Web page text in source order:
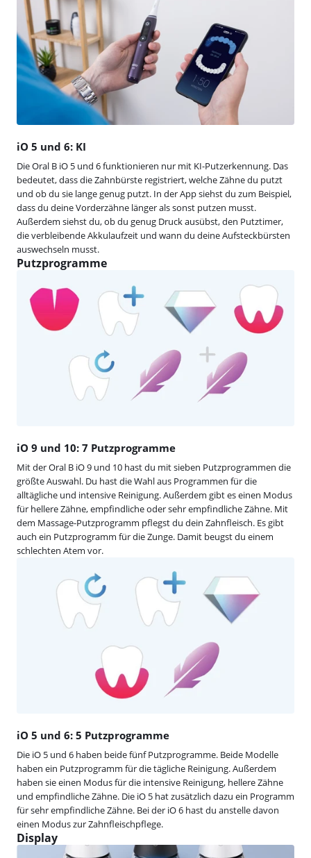
iO 5 und 6: KI
Die Oral B iO 5 und 6 funktionieren nur mit KI-Putzerkennung. Das
bedeutet, dass die Zahnbürste registriert, welche Zähne du putzt
und ob du sie lange genug putzt. In der App siehst du zum Beispiel,
dass du deine Vorderzähne länger als sonst putzen musst.
Außerdem siehst du, ob du genug Druck ausübst, den Putztimer,
die verbleibende Akkulaufzeit und wann du deine Aufsteckbürsten
auswechseln musst.
Putzprogramme
iO 9 und 10: 7 Putzprogramme
Mit der Oral B iO 9 und 10 hast du mit sieben Putzprogrammen die
größte Auswahl. Du hast die Wahl aus Programmen für die
alltägliche und intensive Reinigung. Außerdem gibt es einen Modus
für hellere Zähne, empfindliche oder sehr empfindliche Zähne. Mit
dem Massage-Putzprogramm pflegst du dein Zahnfleisch. Es gibt
auch ein Putzprogramm für die Zunge. Damit beugst du einem
schlechten Atem vor.
iO 5 und 6: 5 Putzprogramme
Die iO 5 und 6 haben beide fünf Putzprogramme. Beide Modelle
haben ein Putzprogramm für die tägliche Reinigung. Außerdem
haben sie einen Modus für die intensive Reinigung, hellere Zähne
und empfindliche Zähne. Die iO 5 hat zusätzlich dazu ein Programm
für sehr empfindliche Zähne. Bei der iO 6 hast du anstelle davon
einen Modus zur Zahnfleischpflege.
Display